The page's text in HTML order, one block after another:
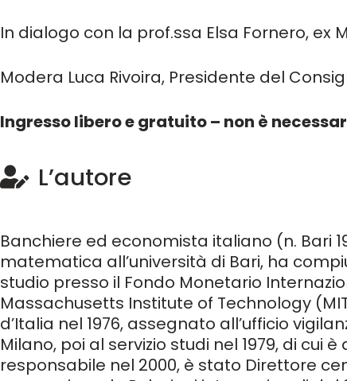
In dialogo con la prof.ssa Elsa Fornero, ex
Modera Luca Rivoira, Presidente del
Ingresso libero e gratuito – non è
L’autore
Banchiere ed economista italiano (n. Bari
matematica all’università di Bari, ha
studio presso il Fondo Monetario
Massachusetts Institute of Technology
d’Italia nel 1976, assegnato all’ufficio
Milano, poi al servizio studi nel 1979, di cui
responsabile nel 2000, è stato Direttore